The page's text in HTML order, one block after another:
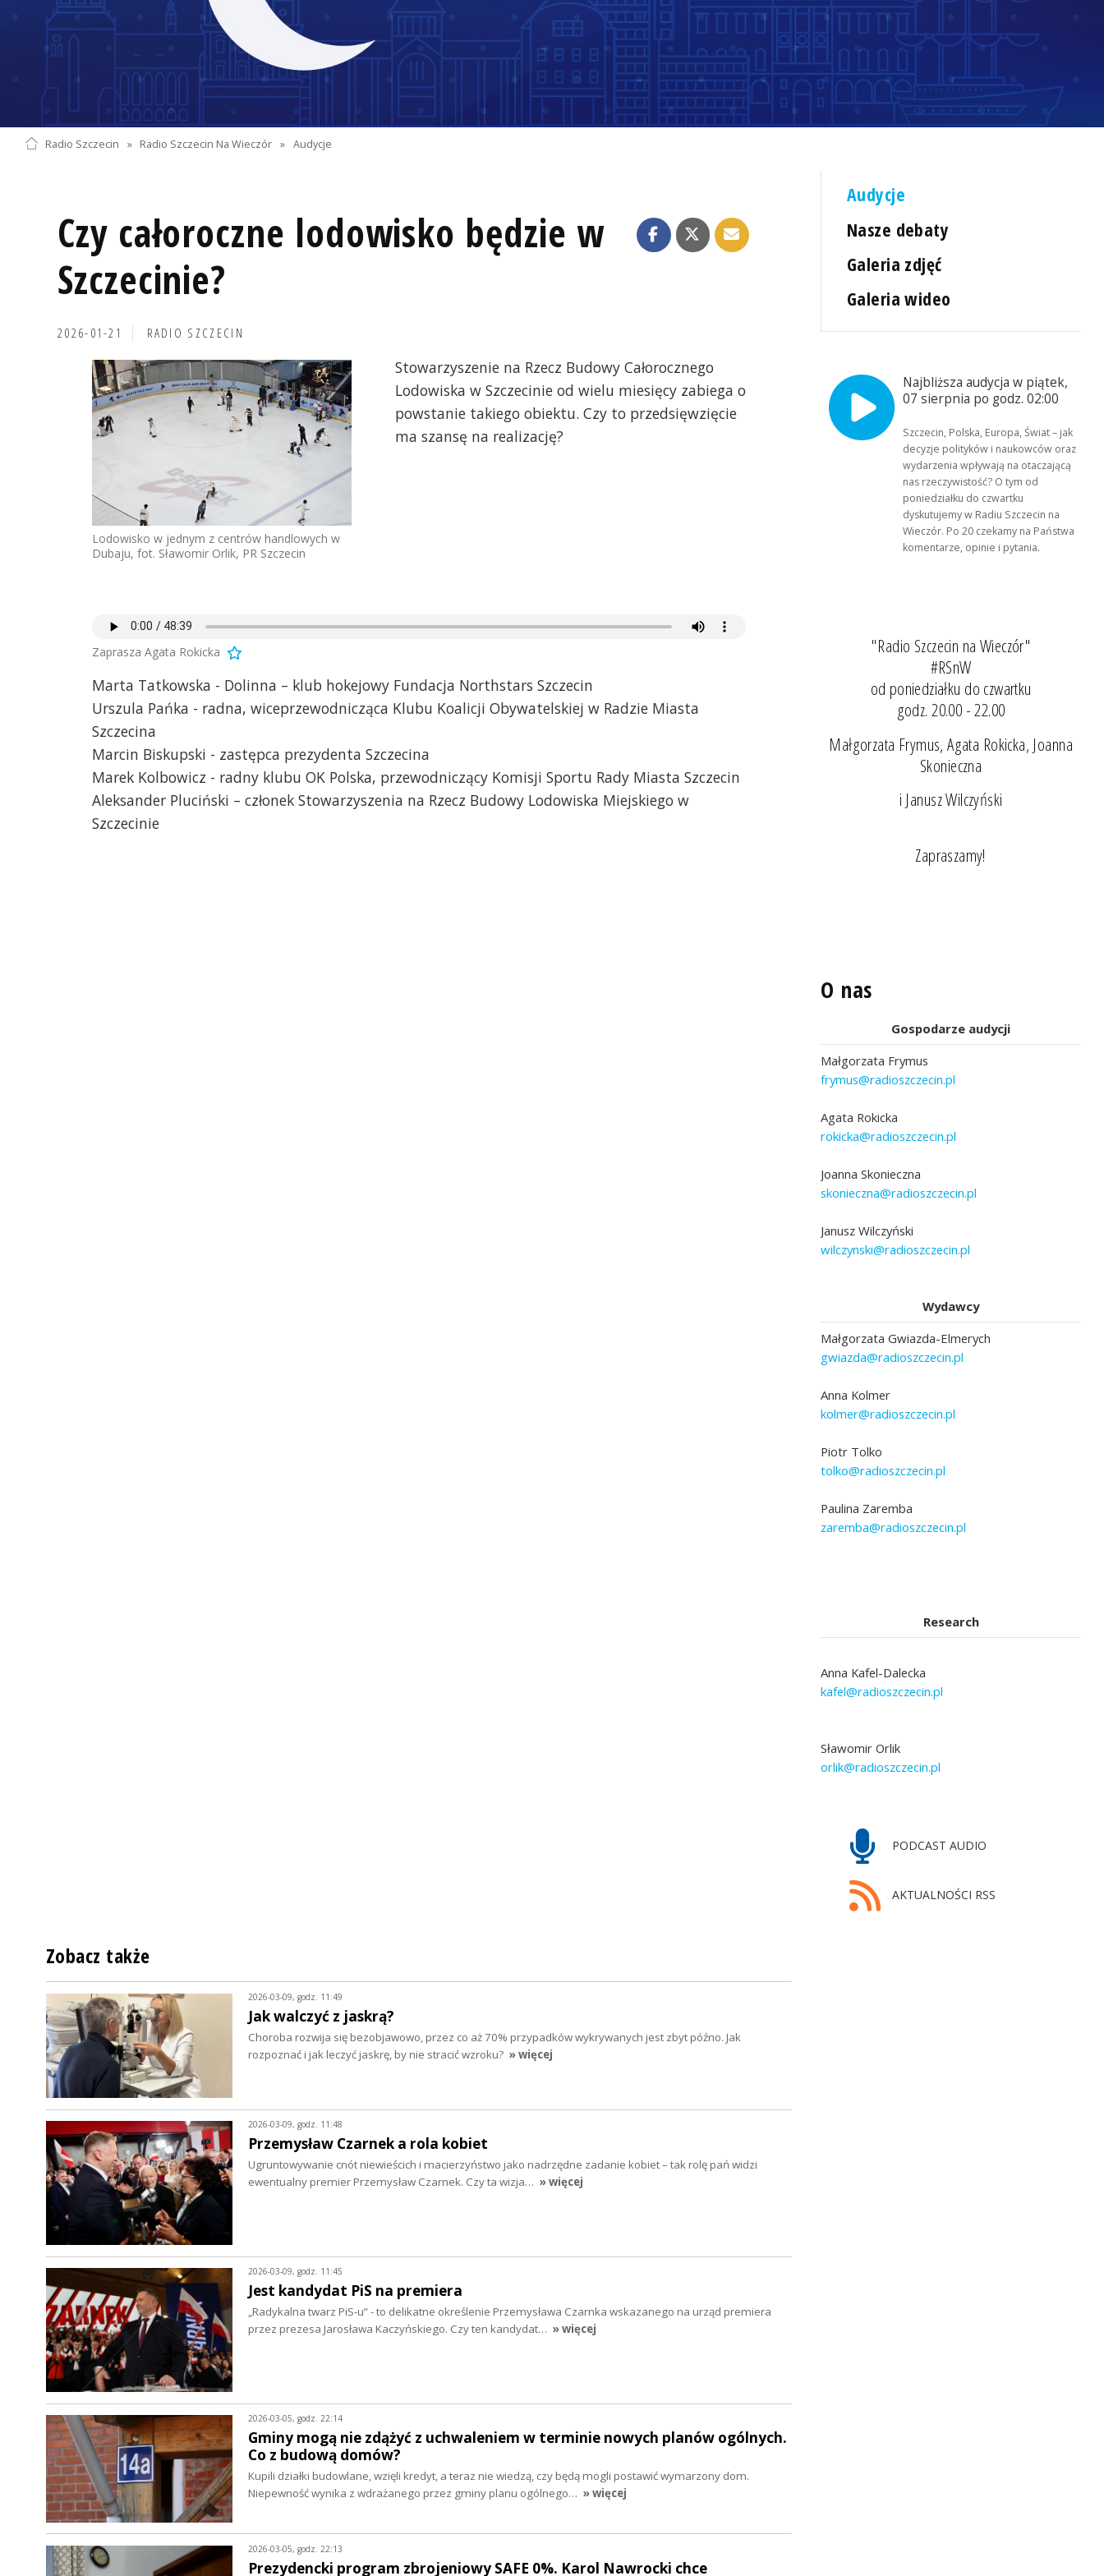
Radio Szczecin » Radio Szczecin Na Wieczór » Audycje
Czy całoroczne lodowisko będzie w
Szczecinie?
2026-01-21 RADIO SZCZECIN
Lodowisko w jednym z centrów handlowych w
Dubaju, fot. Sławomir Orlik, PR Szczecin
Stowarzyszenie na Rzecz Budowy Całorocznego
Lodowiska w Szczecinie od wielu miesięcy zabiega o
powstanie takiego obiektu. Czy to przedsięwzięcie
ma szansę na realizację?
Zaprasza Agata Rokicka
Marta Tatkowska - Dolinna – klub hokejowy Fundacja Northstars Szczecin
Urszula Pańka - radna, wiceprzewodnicząca Klubu Koalicji Obywatelskiej w Radzie Miasta
Szczecina
Marcin Biskupski - zastępca prezydenta Szczecina
Marek Kolbowicz - radny klubu OK Polska, przewodniczący Komisji Sportu Rady Miasta Szczecin
Aleksander Pluciński – członek Stowarzyszenia na Rzecz Budowy Lodowiska Miejskiego w
Szczecinie
Audycje
Nasze debaty
Galeria zdjęć
Galeria wideo
Najbliższa audycja w piątek,
07 sierpnia po godz. 02:00
Szczecin, Polska, Europa, Świat – jak
decyzje polityków i naukowców oraz
wydarzenia wpływają na otaczającą
nas rzeczywistość? O tym od
poniedziałku do czwartku
dyskutujemy w Radiu Szczecin na
Wieczór. Po 20 czekamy na Państwa
komentarze, opinie i pytania.
"Radio Szczecin na Wieczór"
#RSnW
od poniedziałku do czwartku
godz. 20.00 - 22.00
Małgorzata Frymus, Agata Rokicka, Joanna
Skonieczna
i Janusz Wilczyński
Zapraszamy!
O nas
Gospodarze audycji
Małgorzata Frymus
frymus@radioszczecin.pl
Agata Rokicka
rokicka@radioszczecin.pl
Joanna Skonieczna
skonieczna@radioszczecin.pl
Janusz Wilczyński
wilczynski@radioszczecin.pl
Wydawcy
Małgorzata Gwiazda-Elmerych
gwiazda@radioszczecin.pl
Anna Kolmer
kolmer@radioszczecin.pl
Piotr Tolko
tolko@radioszczecin.pl
Paulina Zaremba
zaremba@radioszczecin.pl
Research
Anna Kafel-Dalecka
kafel@radioszczecin.pl
Sławomir Orlik
orlik@radioszczecin.pl
PODCAST AUDIO
AKTUALNOŚCI RSS
Zobacz także
2026-03-09, godz. 11:49
Jak walczyć z jaskrą?
Choroba rozwija się bezobjawowo, przez co aż 70% przypadków wykrywanych jest zbyt późno. Jak
rozpoznać i jak leczyć jaskrę, by nie stracić wzroku? » więcej
2026-03-09, godz. 11:48
Przemysław Czarnek a rola kobiet
Ugruntowywanie cnót niewieścich i macierzyństwo jako nadrzędne zadanie kobiet – tak rolę pań widzi
ewentualny premier Przemysław Czarnek. Czy ta wizja… » więcej
2026-03-09, godz. 11:45
Jest kandydat PiS na premiera
„Radykalna twarz PiS-u” - to delikatne określenie Przemysława Czarnka wskazanego na urząd premiera
przez prezesa Jarosława Kaczyńskiego. Czy ten kandydat… » więcej
2026-03-05, godz. 22:14
Gminy mogą nie zdążyć z uchwaleniem w terminie nowych planów ogólnych.
Co z budową domów?
Kupili działki budowlane, wzięli kredyt, a teraz nie wiedzą, czy będą mogli postawić wymarzony dom.
Niepewność wynika z wdrażanego przez gminy planu ogólnego… » więcej
2026-03-05, godz. 22:13
Prezydencki program zbrojeniowy SAFE 0%. Karol Nawrocki chce